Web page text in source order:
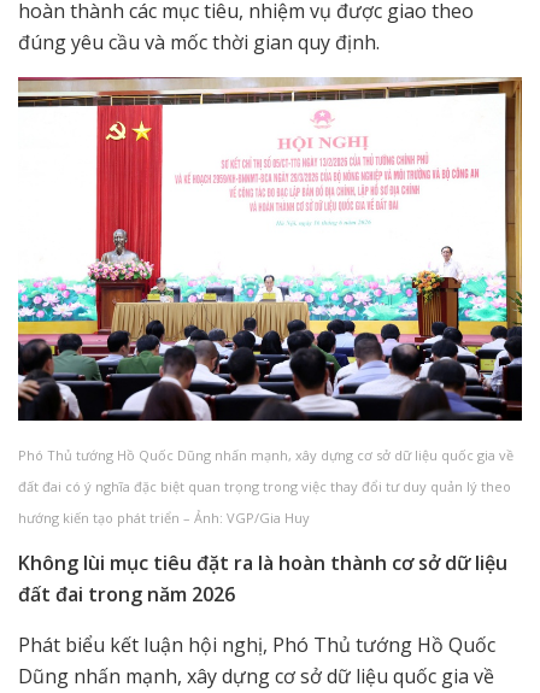
hoàn thành các mục tiêu, nhiệm vụ được giao theo
đúng yêu cầu và mốc thời gian quy định.
Phó Thủ tướng Hồ Quốc Dũng nhấn mạnh, xây dựng cơ sở dữ liệu quốc gia về
đất đai có ý nghĩa đặc biệt quan trọng trong việc thay đổi tư duy quản lý theo
hướng kiến tạo phát triển – Ảnh: VGP/Gia Huy
Không lùi mục tiêu đặt ra là hoàn thành cơ sở dữ liệu
đất đai trong năm 2026
Phát biểu kết luận hội nghị, Phó Thủ tướng Hồ Quốc
Dũng nhấn mạnh, xây dựng cơ sở dữ liệu quốc gia về